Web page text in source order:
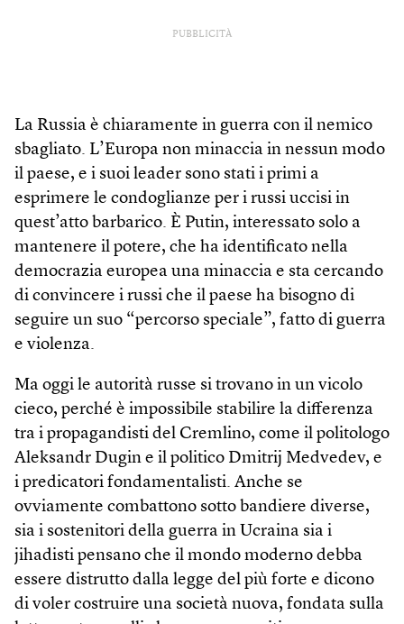
PUBBLICITÀ
La Russia è chiaramente in guerra con il nemico
sbagliato. L’Europa non minaccia in nessun modo
il paese, e i suoi leader sono stati i primi a
esprimere le condoglianze per i russi uccisi in
quest’atto barbarico. È Putin, interessato solo a
mantenere il potere, che ha identificato nella
democrazia europea una minaccia e sta cercando
di convincere i russi che il paese ha bisogno di
seguire un suo “percorso speciale”, fatto di guerra
e violenza.
Ma oggi le autorità russe si trovano in un vicolo
cieco, perché è impossibile stabilire la differenza
tra i propagandisti del Cremlino, come il politologo
Aleksandr Dugin e il politico Dmitrij Medvedev, e
i predicatori fondamentalisti. Anche se
ovviamente combattono sotto bandiere diverse,
sia i sostenitori della guerra in Ucraina sia i
jihadisti pensano che il mondo moderno debba
essere distrutto dalla legge del più forte e dicono
di voler costruire una società nuova, fondata sulla